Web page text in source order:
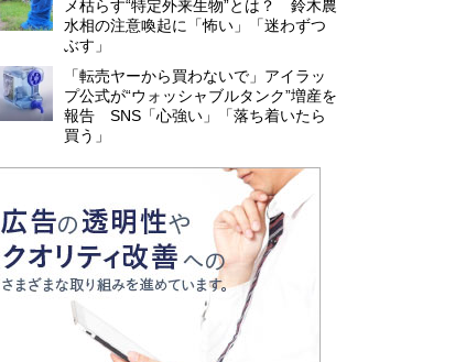
メ枯らす“特定外来生物”とは？ 鈴木農
水相の注意喚起に「怖い」「迷わずつ
ぶす」
「転売ヤーから買わないで」アイラッ
プ公式が“ウォッシャブルタンク”増産を
報告 SNS「心強い」「落ち着いたら
買う」